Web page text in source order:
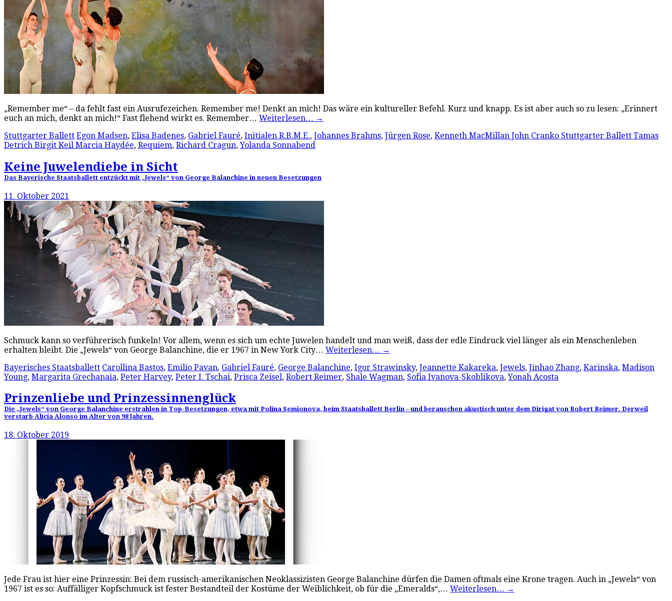
„Remember me“ – da fehlt fast ein Ausrufezeichen. Remember me! Denkt an mich! Das wäre ein kultureller Befehl. Kurz und knapp. Es ist aber auch so zu lesen: „Erinnert
euch an mich, denkt an mich!“ Fast flehend wirkt es. Remember… Weiterlesen… →
Stuttgarter Ballett Egon Madsen, Elisa Badenes, Gabriel Fauré, Initialen R.B.M.E., Johannes Brahms, Jürgen Rose, Kenneth MacMillan John Cranko Stuttgarter Ballett Tamas
Detrich Birgit Keil Marcia Haydée, Requiem, Richard Cragun,Yolanda Sonnabend
Keine Juwelendiebe in Sicht
Das Bayerische Staatsballett entzückt mit „Jewels“ von George Balanchine in neuen Besetzungen
11. Oktober 2021
Schmuck kann so verführerisch funkeln! Vor allem, wenn es sich um echte Juwelen handelt und man weiß, dass der edle Eindruck viel länger als ein Menschenleben
erhalten bleibt. Die „Jewels“ von George Balanchine, die er 1967 in New York City… Weiterlesen… →
Bayerisches Staatsballett Carollina Bastos, Emilio Pavan, Gabriel Fauré, George Balanchine, Igor Strawinsky, Jeannette Kakareka, Jewels, Jinhao Zhang, Karinska, Madison
Young, Margarita Grechanaia, Peter Harvey, Peter I. Tschai, Prisca Zeisel, Robert Reimer, Shale Wagman, Sofia Ivanova-Skoblikova,Yonah Acosta
Prinzenliebe und Prinzessinnenglück
Die „Jewels“ von George Balanchine erstrahlen in Top-Besetzungen, etwa mit Polina Semionova, beim Staatsballett Berlin – und berauschen akustisch unter dem Dirigat von Robert Reimer. Derweil
verstarb Alicia Alonso im Alter von 98 Jahren.
18. Oktober 2019
Jede Frau ist hier eine Prinzessin: Bei dem russisch-amerikanischen Neoklassizisten George Balanchine dürfen die Damen oftmals eine Krone tragen. Auch in „Jewels“ von
1967 ist es so: Auffälliger Kopfschmuck ist fester Bestandteil der Kostüme der Weiblichkeit, ob für die „Emeralds“,… Weiterlesen… →